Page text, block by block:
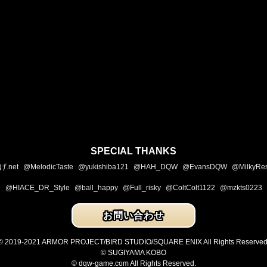
SPECIAL THANKS
.net @MelodicTaste @yukishiba121 @HAH_DQW @EvansDQW
@HIACE_DR_Style @ball_happy @Full_risky @ColtColt1122 @mzkts0223
お問い合わせ
2019-2021 ARMOR PROJECT/BIRD STUDIO/SQUARE ENIX All Rights
© SUGIYAMA KOBO
© dqw-game.com All Rights Reserved.